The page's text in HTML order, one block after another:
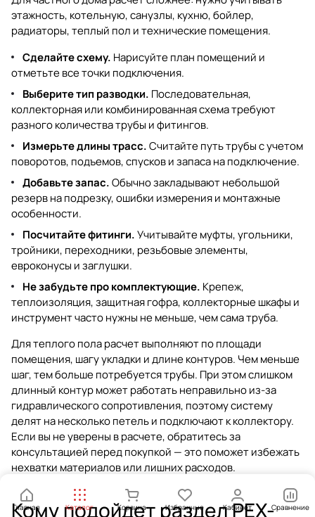
этажность, котельную, санузлы, кухню, бойлер,
радиаторы, теплый пол и технические помещения.
Сделайте схему. Нарисуйте план помещений и
отметьте все точки подключения.
Выберите тип разводки. Последовательная,
коллекторная или комбинированная схема требуют
разного количества трубы и фитингов.
Измерьте длины трасс.Считайте путь трубы с учетом
поворотов, подъемов, спусков и запаса на подключение.
Добавьте запас.Обычно закладывают небольшой
резерв на подрезку, ошибки измерения и монтажные
особенности.
Посчитайте фитинги.Учитывайте муфты, угольники,
тройники, переходники, резьбовые элементы,
евроконусы и заглушки.
Не забудьте про комплектующие. Крепеж,
теплоизоляция, защитная гофра, коллекторные шкафы и
инструмент часто нужны не меньше, чем сама труба.
Для теплого пола расчет выполняют по площади
помещения, шагу укладки и длине контуров. Чем меньше
шаг, тем больше потребуется трубы. При этом слишком
длинный контур может работать неправильно из-за
гидравлического сопротивления, поэтому систему
делят на несколько петель и подключают к коллектору.
Если вы не уверены в расчете, обратитесь за
консультацией перед покупкой — это поможет избежать
нехватки материалов или лишних расходов.
Кому подойдет раздел PEX-
Главная Каталог Корзина Избранные Кабинет Сравнение